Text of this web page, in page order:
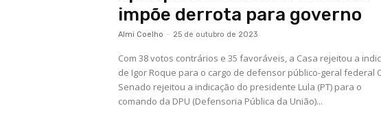
impõe derrota para governo
Almi Coelho - 25 de outubro de 2023
Com 38 votos contrários e 35 favoráveis, a Casa rejeitou a
de Igor Roque para o cargo de defensor público-geral federal
Senado rejeitou a indicação do presidente Lula (PT) para o
comando da DPU (Defensoria Pública da União)...